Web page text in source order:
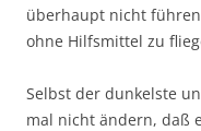
überhaupt nicht
ohne Hilfsmittel zu
Selbst der dunkelste
mal nicht ändern, daß